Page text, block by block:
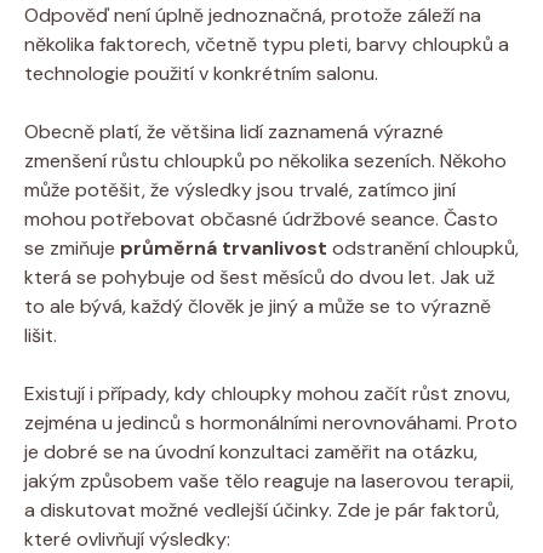
Odpověď není úplně jednoznačná, protože záleží na
několika faktorech, včetně typu pleti, barvy chloupků a
technologie použití v konkrétním salonu.
Obecně platí, že většina lidí zaznamená výrazné
zmenšení růstu chloupků po několika sezeních. Někoho
může potěšit, že výsledky jsou trvalé, zatímco jiní
mohou potřebovat občasné údržbové seance. Často
se zmiňuje průměrná trvanlivost odstranění chloupků,
která se pohybuje od šest měsíců do dvou let. Jak už
to ale bývá, každý člověk je jiný a může se to výrazně
lišit.
Existují i případy, kdy chloupky mohou začít růst znovu,
zejména u jedinců s hormonálními nerovnováhami. Proto
je dobré se na úvodní konzultaci zaměřit na otázku,
jakým způsobem vaše tělo reaguje na laserovou terapii,
a diskutovat možné vedlejší účinky. Zde je pár faktorů,
které ovlivňují výsledky: